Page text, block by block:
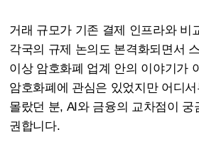
거래 규모가 기존 결제 인프라와 비
각국의 규제 논의도 본격화되면서
이상 암호화폐 업계 안의 이야기가
암호화폐에 관심은 있었지만 어디
몰랐던 분, AI와 금융의 교차점이 궁
권합니다.